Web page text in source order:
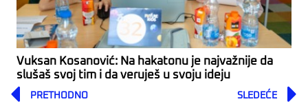
Vuksan Kosanović: Na hakatonu je najvažnije da
slušaš svoj tim i da veruješ u svoju ideju
Prev
PRETHODNO SLEDEĆE